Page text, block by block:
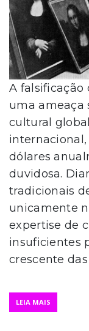
A falsificação
uma ameaça
cultural
dólares
duvidosa.
tradicionais
unicamente
expertise de
insuficientes
crescente
LEIA MAIS